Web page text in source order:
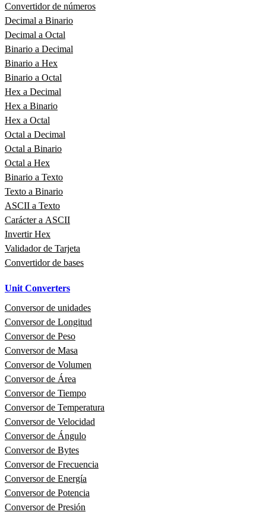
Convertidor de números
Decimal a Binario
Decimal a Octal
Binario a Decimal
Binario a Hex
Binario a Octal
Hex a Decimal
Hex a Binario
Hex a Octal
Octal a Decimal
Octal a Binario
Octal a Hex
Binario a Texto
Texto a Binario
ASCII a Texto
Carácter a ASCII
Invertir Hex
Validador de Tarjeta
Convertidor de bases
Unit Converters
Conversor de unidades
Conversor de Longitud
Conversor de Peso
Conversor de Masa
Conversor de Volumen
Conversor de Área
Conversor de Tiempo
Conversor de Temperatura
Conversor de Velocidad
Conversor de Ángulo
Conversor de Bytes
Conversor de Frecuencia
Conversor de Energía
Conversor de Potencia
Conversor de Presión